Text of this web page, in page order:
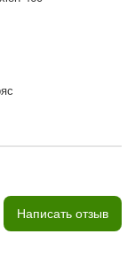
Написать отзыв